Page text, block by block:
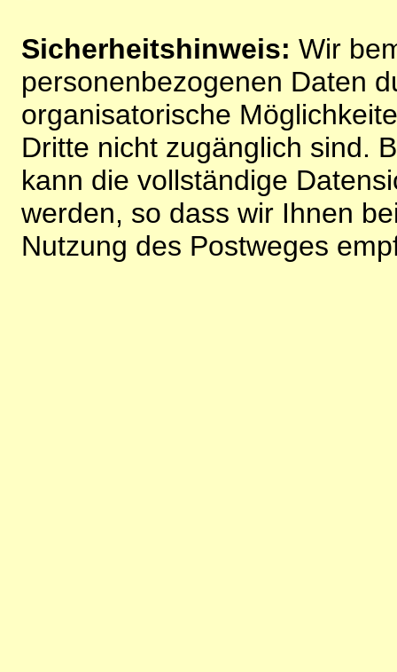
Sicherheitshinweis: Wir
personenbezogenen Daten
organisatorische
Dritte nicht zugänglich sind.
kann die vollständige
werden, so dass wir Ihnen
Nutzung des Postweges